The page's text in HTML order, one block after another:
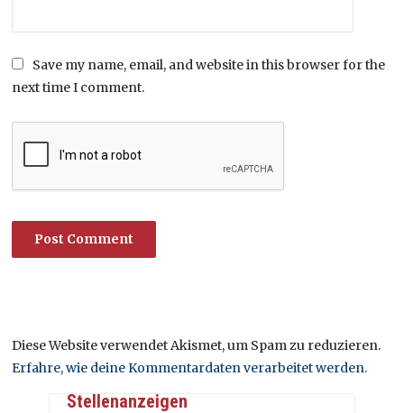
Save my name, email, and website in this browser for the
next time I comment.
Diese Website verwendet Akismet, um Spam zu reduzieren.
Erfahre, wie deine Kommentardaten verarbeitet werden.
Stellenanzeigen